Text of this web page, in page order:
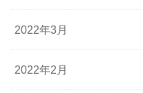
2022年3月
2022年2月